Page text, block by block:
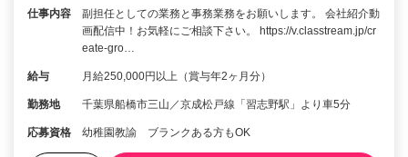
仕事内容
副担任としての業務と事務業務をお願いします。 会社紹介動
画配信中！お気軽にご相談下さい。 https://v.classtream.jp/cr
eate-gro…
給与 月給250,000円以上（賞与年2ヶ月分）
勤務地 千葉県船橋市三山／京成松戸線「習志野駅」より車5分
応募資格 幼稚園教諭 ブランクある方もOK